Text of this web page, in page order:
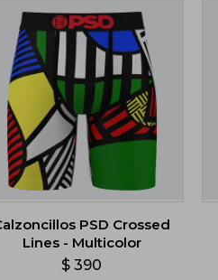
PSD Crossed
Lines - Multicolor
$ 390